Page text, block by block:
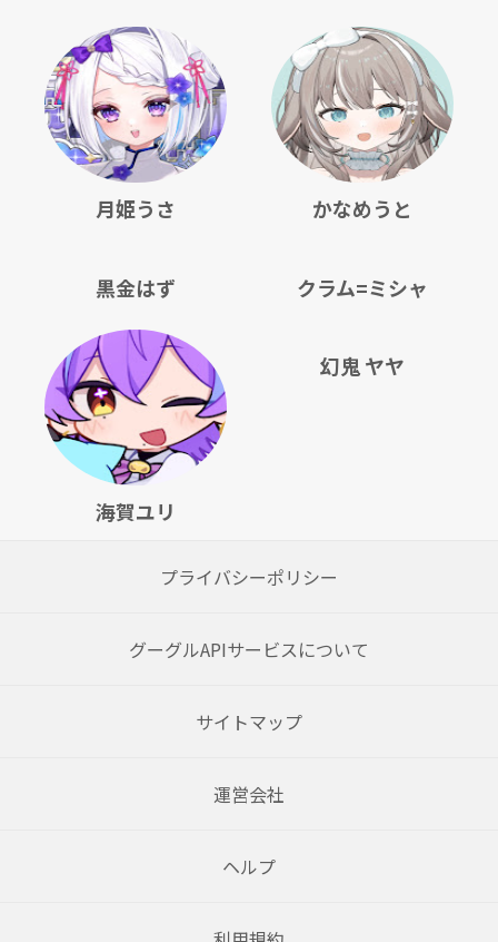
月姫うさ かなめうと
黒金はず クラム=ミシャ
海賀ユリ
幻鬼 ヤヤ
プライバシーポリシー
グーグルAPIサービスについて
サイトマップ
運営会社
ヘルプ